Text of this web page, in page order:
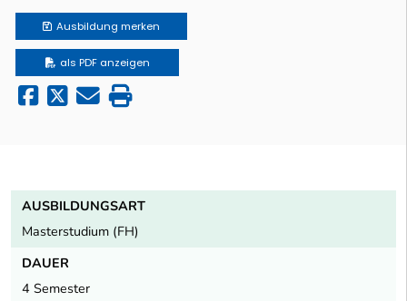
Ausbildung merken
als PDF anzeigen
AUSBILDUNGSART
Masterstudium (FH)
DAUER
4 Semester